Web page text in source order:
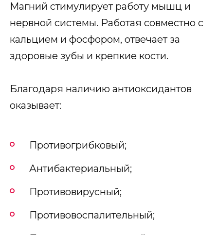
Магний стимулирует работу мышц и
нервной системы. Работая совместно с
кальцием и фосфором, отвечает за
здоровые зубы и крепкие кости.
Благодаря наличию антиоксидантов
оказывает:
Противогрибковый;
Антибактериальный;
Противовирусный;
Противовоспалительный;